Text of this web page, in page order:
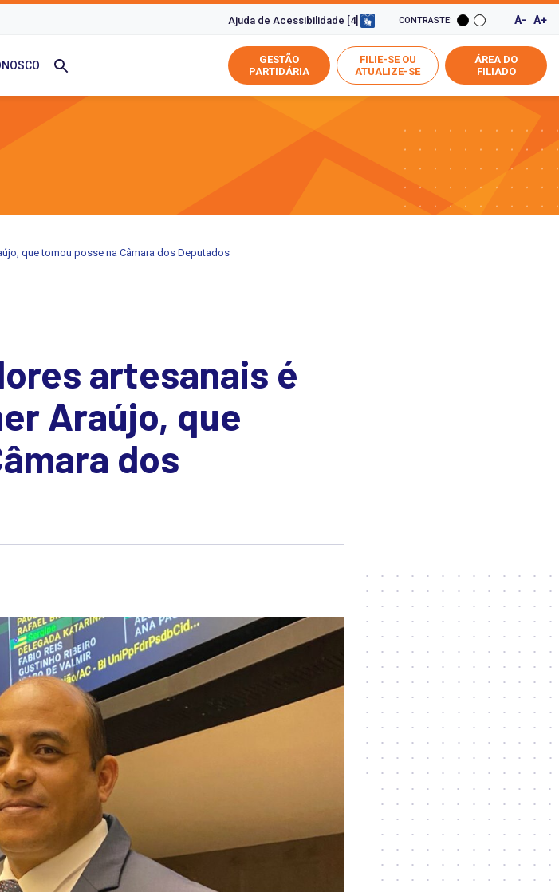
Ajuda de Acessibilidade [4] CONTRASTE: A- A+
GESTÃO
PARTIDÁRIA
FILIE-SE OU
ATUALIZE-SE
ÁREA DO
FILIADO
que tomou posse na Câmara dos Deputados
artesanais é
Araújo, que
dos